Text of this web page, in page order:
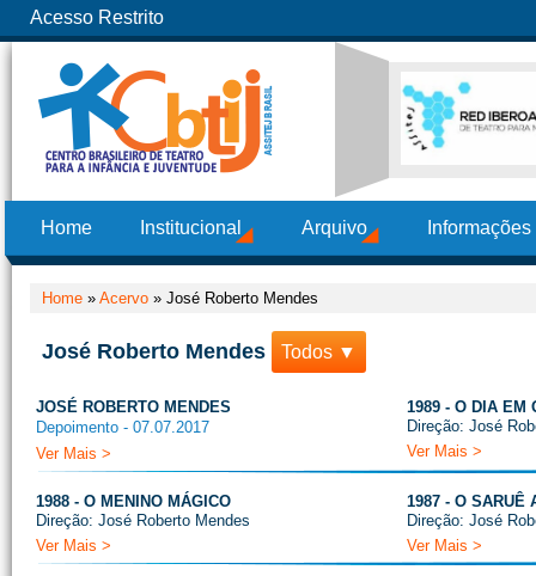
Acesso Restrito
Home Institucional Arquivo
Home » Acervo » José Roberto Mendes
José Roberto Mendes Todos ▼
JOSÉ ROBERTO MENDES
Depoimento - 07.07.2017
Ver Mais >
1989 - O DIA EM
Direção: José
Ver Mais >
1988 - O MENINO MÁGICO
Direção: José Roberto Mendes
Ver Mais >
1987 - O SARUÊ
Direção: José
Ver Mais >